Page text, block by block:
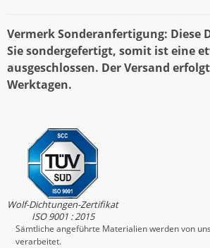
Vermerk Sonderanfertigung: Diese
Sie sondergefertigt, somit ist eine
ausgeschlossen. Der Versand
Werktagen.
Wolf-Dichtungen-Zertifikat
ISO 9001 : 2015
Sämtliche angeführte Materialien werden von uns
verarbeitet.